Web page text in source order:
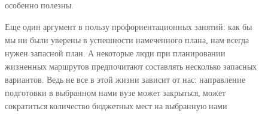
особенно полезны.
Еще один аргумент в пользу профориентационных занятий: как бы
мы ни были уверены в успешности намеченного плана, нам всегда
нужен запасной план. А некоторые люди при планировании
жизненных маршрутов предпочитают составлять несколько запасных
вариантов. Ведь не все в этой жизни зависит от нас: направление
подготовки в выбранном нами вузе может закрыться, может
сократиться количество бюджетных мест на выбранную нами